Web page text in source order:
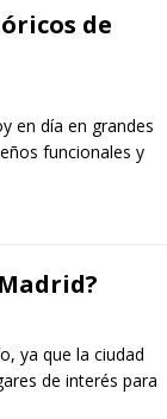
de
en día en grandes
funcionales y
ya que la ciudad
de interés para